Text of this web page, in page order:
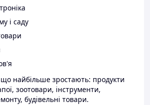
і саду
що найбільше зростають: продукти
зоотовари, інструменти,
будівельні товари.